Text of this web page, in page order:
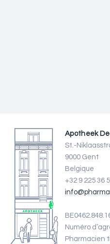
Apotheek
St.-
9000 Gent
Belgique
+32 9 225 36
Numéro
Pharmacien